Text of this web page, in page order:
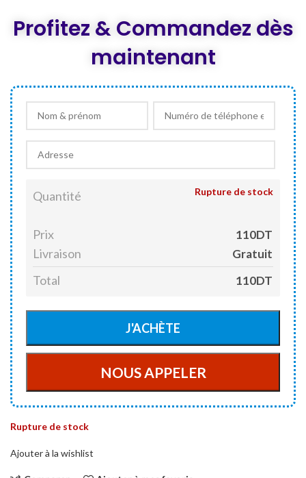
Profitez & Commandez dès
maintenant
Quantité Rupture de stock
Prix 110DT
Livraison Gratuit
Total 110DT
Rupture de stock
Ajouter à la wishlist